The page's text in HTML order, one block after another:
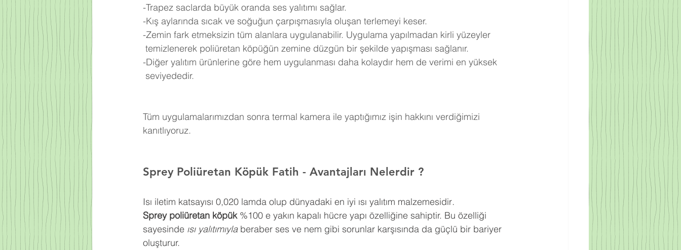
-Trapez saclarda büyük oranda ses yalıtımı sağlar.
-Kış aylarında sıcak ve soğuğun çarpışmasıyla oluşan terlemeyi keser.
-Zemin fark etmeksizin tüm alanlara uygulanabilir. Uygulama yapılmadan kirli yüzeyler
temizlenerek poliüretan köpüğün zemine düzgün bir şekilde yapışması sağlanır.
-Diğer yalıtım ürünlerine göre hem uygulanması daha kolaydır hem de verimi en yüksek
seviyededir.
Tüm uygulamalarımızdan sonra termal kamera ile yaptığımız işin hakkını verdiğimizi
kanıtlıyoruz.
Sprey Poliüretan Köpük Fatih - Avantajları Nelerdir ?
Isı iletim katsayısı 0,020 lamda olup dünyadaki en iyi ısı yalıtım malzemesidir.
Sprey poliüretan köpük %100 e yakın kapalı hücre yapı özelliğine sahiptir. Bu özelliği
sayesinde ısı yalıtımıyla beraber ses ve nem gibi sorunlar karşısında da güçlü bir bariyer
oluşturur.